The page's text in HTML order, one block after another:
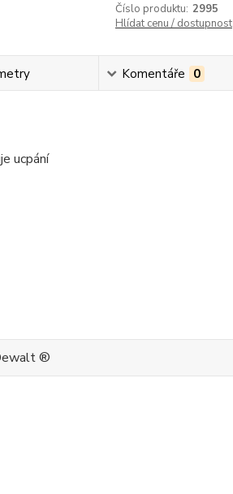
Číslo produktu: 2995
Hlídat cenu / dostupnost
Komentáře 0
ucpání
®